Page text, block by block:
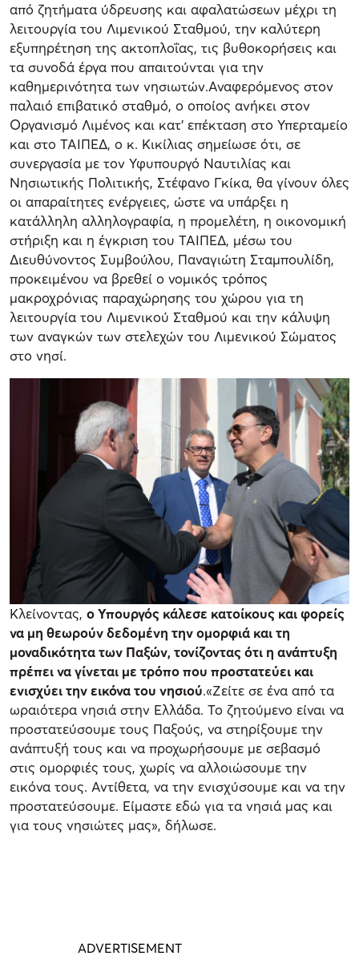
από ζητήματα ύδρευσης και αφαλατώσεων μέχρι τη
λειτουργία του Λιμενικού Σταθμού, την καλύτερη
εξυπηρέτηση της ακτοπλοΐας, τις βυθοκορήσεις και
τα συνοδά έργα που απαιτούνται για την
καθημερινότητα των νησιωτών.Αναφερόμενος στον
παλαιό επιβατικό σταθμό, ο οποίος ανήκει στον
Οργανισμό Λιμένος και κατ’ επέκταση στο Υπερταμείο
και στο ΤΑΙΠΕΔ, ο κ. Κικίλιας σημείωσε ότι, σε
συνεργασία με τον Υφυπουργό Ναυτιλίας και
Νησιωτικής Πολιτικής, Στέφανο Γκίκα, θα γίνουν όλες
οι απαραίτητες ενέργειες, ώστε να υπάρξει η
κατάλληλη αλληλογραφία, η προμελέτη, η οικονομική
στήριξη και η έγκριση του ΤΑΙΠΕΔ, μέσω του
Διευθύνοντος Συμβούλου, Παναγιώτη Σταμπουλίδη,
προκειμένου να βρεθεί ο νομικός τρόπος
μακροχρόνιας παραχώρησης του χώρου για τη
λειτουργία του Λιμενικού Σταθμού και την κάλυψη
των αναγκών των στελεχών του Λιμενικού Σώματος
στο νησί.
Κλείνοντας, ο Υπουργός κάλεσε κατοίκους και φορείς
να μη θεωρούν δεδομένη την ομορφιά και τη
μοναδικότητα των Παξών, τονίζοντας ότι η ανάπτυξη
πρέπει να γίνεται με τρόπο που προστατεύει και
ενισχύει την εικόνα του νησιού.«Ζείτε σε ένα από τα
ωραιότερα νησιά στην Ελλάδα. Το ζητούμενο είναι να
προστατεύσουμε τους Παξούς, να στηρίξουμε την
ανάπτυξή τους και να προχωρήσουμε με σεβασμό
στις ομορφιές τους, χωρίς να αλλοιώσουμε την
εικόνα τους. Αντίθετα, να την ενισχύσουμε και να την
προστατεύσουμε. Είμαστε εδώ για τα νησιά μας και
για τους νησιώτες μας», δήλωσε.